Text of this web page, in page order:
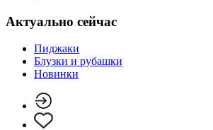
Актуально сейчас
Пиджаки
Блузки и рубашки
Новинки